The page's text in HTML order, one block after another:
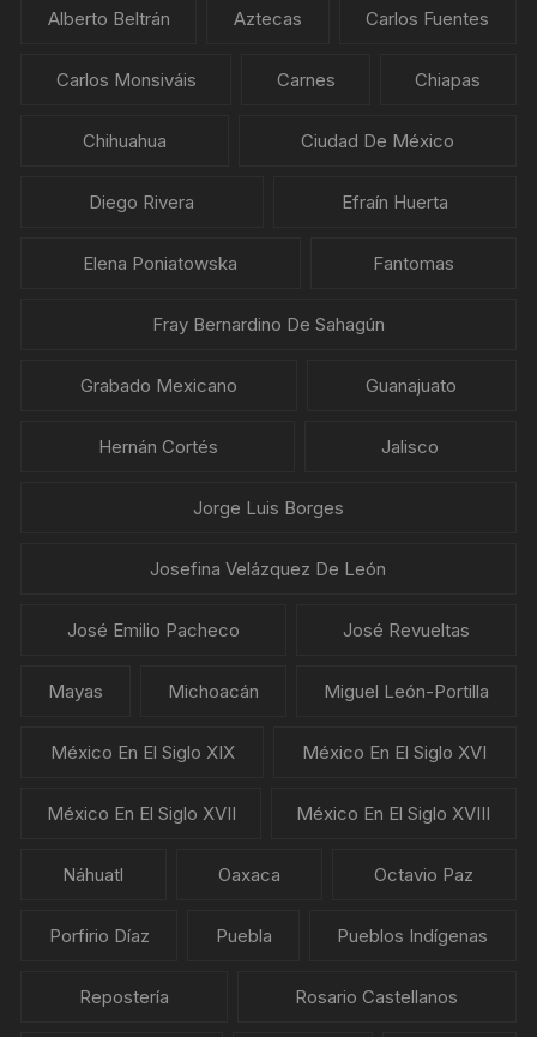
Alberto Beltrán Aztecas Carlos Fuentes
Carlos Monsiváis Carnes Chiapas
Chihuahua Ciudad De México
Diego Rivera Efraín Huerta
Elena Poniatowska Fantomas
Fray Bernardino De Sahagún
Grabado Mexicano Guanajuato
Hernán Cortés Jalisco
Jorge Luis Borges
Josefina Velázquez De León
José Emilio Pacheco José Revueltas
Mayas Michoacán Miguel León-Portilla
México En El Siglo XIX México En El Siglo XVI
México En El Siglo XVII México En El Siglo XVIII
Náhuatl Oaxaca Octavio Paz
Porfirio Díaz Puebla Pueblos Indígenas
Repostería Rosario Castellanos